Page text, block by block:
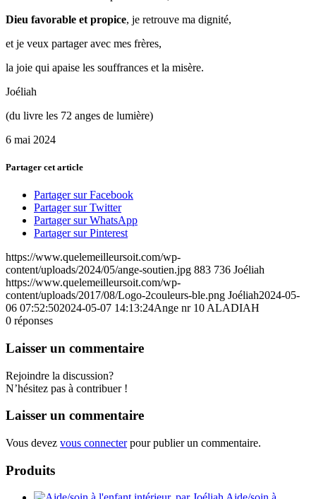
Dieu favorable et propice, je retrouve ma dignité,
et je veux partager avec mes frères,
la joie qui apaise les souffrances et la misère.
Joéliah
(du livre les 72 anges de lumière)
6 mai 2024
Partager cet article
Partager sur Facebook
Partager sur Twitter
Partager sur WhatsApp
Partager sur Pinterest
https://www.quelemeilleursoit.com/wp-
content/uploads/2024/05/ange-soutien.jpg 883 736 Joéliah
https://www.quelemeilleursoit.com/wp-
content/uploads/2017/08/Logo-2couleurs-ble.png Joéliah2024-05-
06 07:52:502024-05-07 14:13:24Ange nr 10 ALADIAH
0 réponses
Laisser un commentaire
Rejoindre la discussion?
N’hésitez pas à contribuer !
Laisser un commentaire
Vous devez vous connecterpour publier un commentaire.
Produits